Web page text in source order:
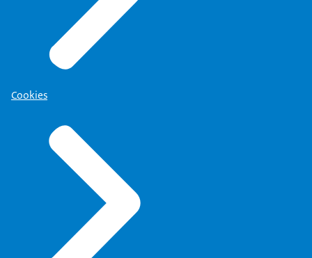
Cookies